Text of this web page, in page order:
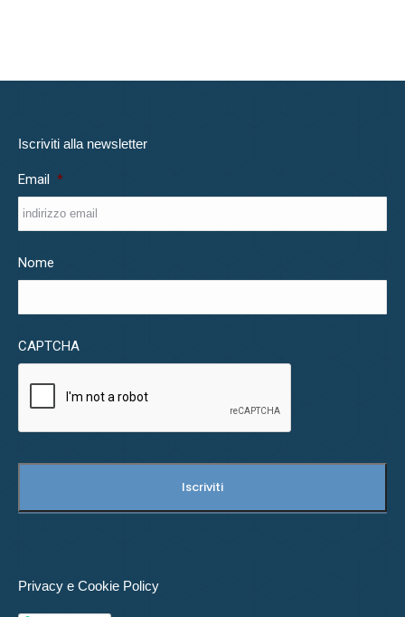
Iscriviti alla newsletter
Email *
Nome
CAPTCHA
Privacy e Cookie Policy